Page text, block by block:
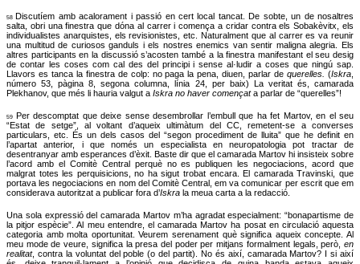
58
Discutíem amb acalorament i passió en cert local tancat. De sobte, un de nosaltres
salta, obri una finestra que dóna al carrer i comença a cridar contra els Sobakèvitx, els
individualistes anarquistes, els revisionistes, etc. Naturalment que al carrer es va reunir
una multitud de curiosos ganduls i els nostres enemics van sentir maligna alegria. Els
altres participants en la discussió s’acosten també a la finestra manifestant el seu desig
de contar les coses com cal des del principi i sense al·ludir a coses que ningú sap.
Llavors es tanca la finestra de colp: no paga la pena, diuen, parlar dequerelles.(Iskra
número 53, pàgina 8, segona columna, línia 24, per baix) La veritat és, camarada
Plekhanov, que més li hauria valgut a Iskra no haver començata parlar de “querelles”!
59
Per descomptat que deixe sense desembrollar l’embull que ha fet Martov, en el seu
“Estat de setge”, al voltant d’aqueix ultimàtum del CC, remetent-se a converses
particulars, etc. És un dels casos del “segon procediment de lluita” que he definit en
l’apartat anterior, i que només un especialista en neuropatologia pot tractar de
desentranyar amb esperances d’èxit. Baste dir que el camarada Martov hi insisteix sobre
l’acord amb el Comitè Central perquè no es publiquen les negociacions, acord que
malgrat totes les perquisicions, no ha sigut trobat encara. El camarada Travinski, que
portava les negociacions en nom del Comitè Central, em va comunicar per escrit que em
considerava autoritzat a publicar fora d’Iskra la meua carta a la redacció.
Una sola expressió del camarada Martov m’ha agradat especialment: “bonapartisme de
la pitjor espècie”. Al meu entendre, el camarada Martov ha posat en circulació aquesta
categoria amb molta oportunitat. Veurem serenament què significa aqueix concepte. Al
meu mode de veure, significa la presa del poder per mitjans formalment legals, però, en
realitat, contra la voluntat del poble (o del partit). No és així, camarada Martov? I si així